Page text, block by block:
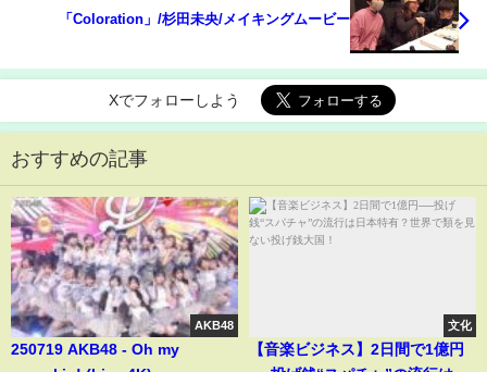
「Coloration」/杉田未央/メイキングムービー
Xでフォローしよう
おすすめの記事
AKB48
250719 AKB48 - Oh my
文化
【音楽ビジネス】2日間で1億円